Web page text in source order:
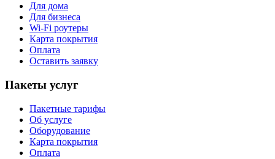
Для дома
Для бизнеса
Wi-Fi роутеры
Карта покрытия
Оплата
Оставить заявку
Пакеты услуг
Пакетные тарифы
Об услуге
Оборудование
Карта покрытия
Оплата